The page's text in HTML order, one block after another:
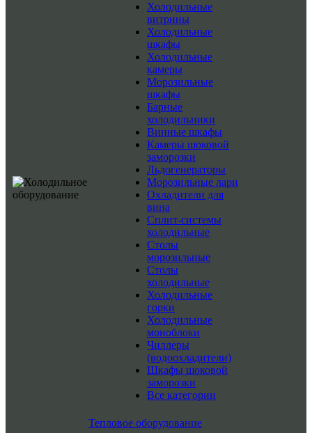
Холодильные
витрины
Холодильные
шкафы
Холодильные
камеры
Морозильные
шкафы
Барные
холодильники
Винные шкафы
Камеры шоковой
заморозки
Льдогенераторы
Морозильные лари
Охладители для
вина
Сплит-системы
холодильные
Столы
морозильные
Столы
холодильные
Холодильные
горки
Холодильные
моноблоки
Чиллеры
(водоохладители)
Шкафы шоковой
заморозки
Все категории
Тепловое оборудование